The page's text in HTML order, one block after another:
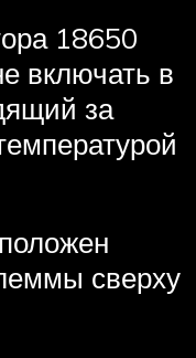
18650
включать в
за
сверху